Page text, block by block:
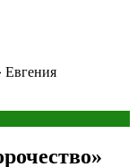
Евгения